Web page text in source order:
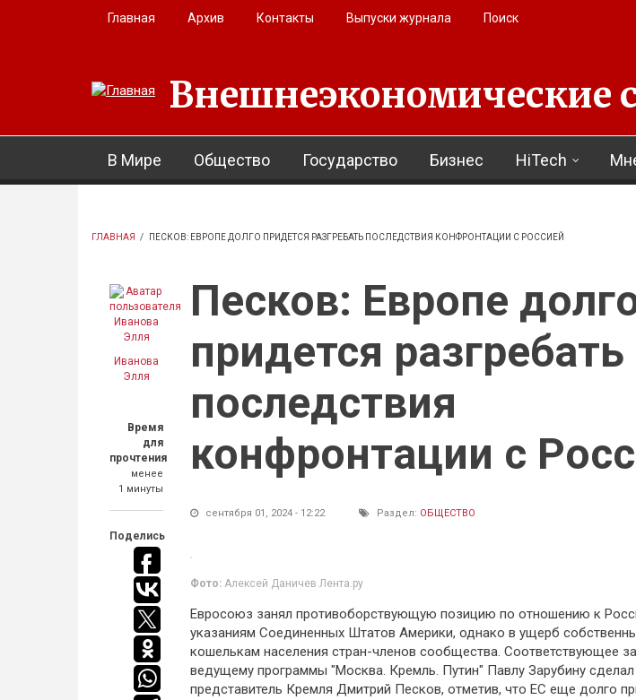
Перейти к основному содержанию
Главная Архив Контакты Выпуски журнала Поиск
Внешнеэкономические
В Мире Общество Государство Бизнес HiTech
ГЛАВНАЯ / ПЕСКОВ: ЕВРОПЕ ДОЛГО ПРИДЕТСЯ РАЗГРЕБАТЬ ПОСЛЕДСТВИЯ КОНФРОНТАЦИИ С РОССИЕЙ
Иванова
Элля
Время
для
прочтения
менее
1 минуты
Поделись
Песков: Европе
придется разгребать
последствия
конфронтации с
сентября 01, 2024 - 12:22 Раздел: ОБЩЕСТВО
Фото: Алексей Даничев Лента.ру
Евросоюз занял противоборствующую позицию по отношению к
указаниям Соединенных Штатов Америки, однако в ущерб
кошелькам населения стран-членов сообщества. Соответствующее
ведущему программы "Москва. Кремль. Путин" Павлу Зарубину
представитель Кремля Дмитрий Песков, отметив, что ЕС еще долго